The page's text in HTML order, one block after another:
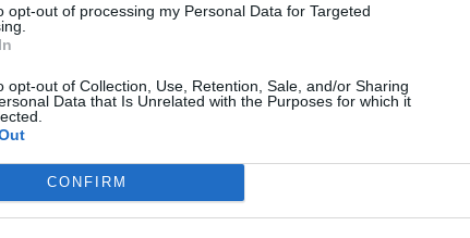
opt-out of processing my Personal Data for Targeted
opt-out of Collection, Use, Retention, Sale, and/or Sharing
Data that Is Unrelated with the Purposes for which it
CONFIRM
com dez clubes/associações:
Gigantes Sport Mangualde, Os Ciências
Beira Dão Clube, Moimenta do Dão FC,
e Centro Bujutsu Mangualde.